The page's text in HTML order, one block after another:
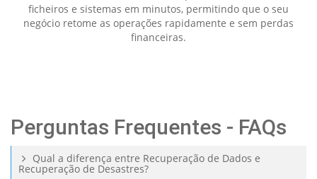
ficheiros e sistemas em minutos, permitindo que o seu
negócio retome as operações rapidamente e sem perdas
financeiras.
Perguntas Frequentes - FAQs
Qual a diferença entre Recuperação de Dados e
Recuperação de Desastres?